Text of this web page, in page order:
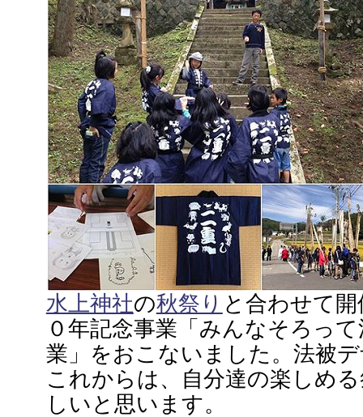
水上神社の秋祭り と合わせて
０年記念事業「みんなそろっ
業」をおこないました。法被
これからは、自分達の楽しめ
しいと思います。